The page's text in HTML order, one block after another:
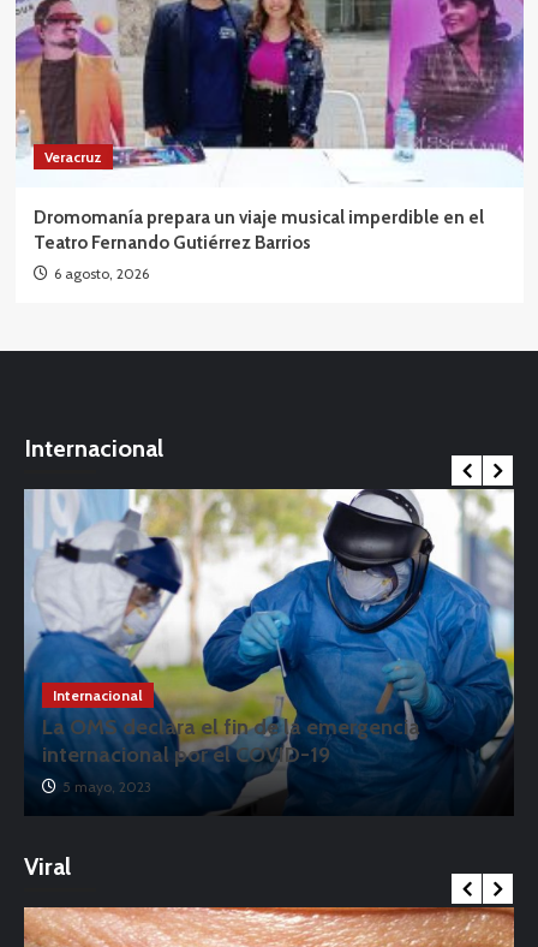
Veracruz
Dromomanía prepara un viaje musical imperdible en el
Teatro Fernando Gutiérrez Barrios
6 agosto, 2026
Internacional
Internacional
La OMS declara el fin de la emergencia
internacional por el COVID-19
5 mayo, 2023
Viral